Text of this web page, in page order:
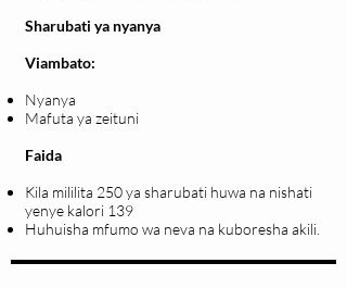
Sharubati ya nyanya
Viambato:
Nyanya
Mafuta ya zeituni
Faida
Kila mililita 250 ya sharubati huwa na nishati
yenye kalori 139
Huhuisha mfumo wa neva na kuboresha akili.